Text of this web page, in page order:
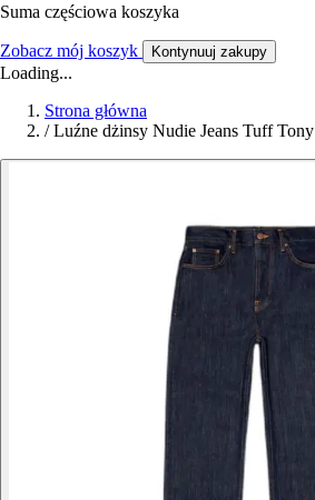
Suma częściowa koszyka
Zobacz mój koszyk Kontynuuj zakupy
Loading...
Strona główna
/ Luźne dżinsy Nudie Jeans Tuff Tony